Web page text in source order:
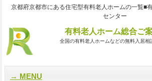
京都府京都市にある住宅型有料老人ホームの一覧■
センター
有料老人ホーム総合ご
全国の有料老人ホームなどの無料入居相
MENU